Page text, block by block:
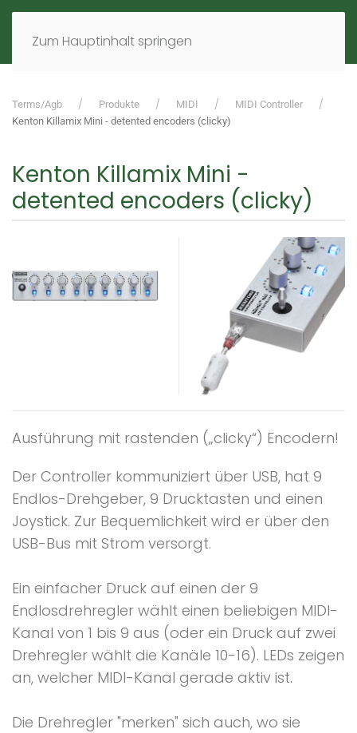
Zum Hauptinhalt springen
EN
Terms/Agb Produkte MIDI
MIDI Controller
Kenton Killamix Mini - detented encoders (clicky)
Kenton Killamix Mini -
detented encoders (clicky)
Ausführung mit rastenden („clicky“) Encodern!
Der Controller kommuniziert über USB, hat 9
Endlos-Drehgeber, 9 Drucktasten und einen
Joystick. Zur Bequemlichkeit wird er über den
USB-Bus mit Strom versorgt.
Ein einfacher Druck auf einen der 9
Endlosdrehregler wählt einen beliebigen MIDI-
Kanal von 1 bis 9 aus (oder ein Druck auf zwei
Drehregler wählt die Kanäle 10-16). LEDs zeigen
an, welcher MIDI-Kanal gerade aktiv ist.
Die Drehregler "merken" sich auch, wo sie